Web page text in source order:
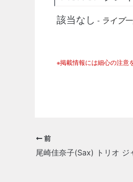
該当なし - ライブ
※掲載情報には細心の注意
前
尾崎佳奈子(Sax) トリオ ジ